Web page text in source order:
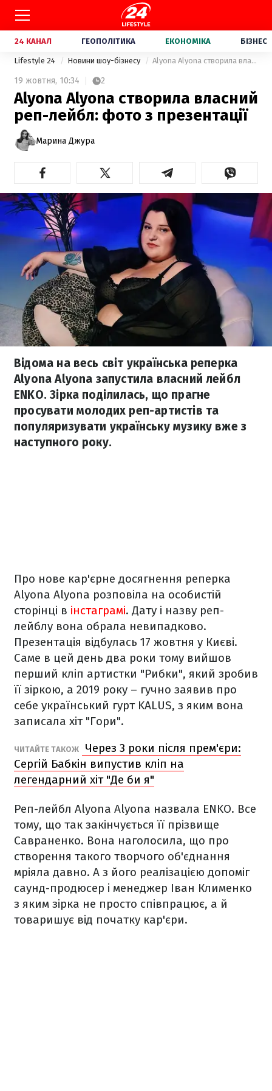
24 КАНАЛ ГЕОПОЛІТИКА ЕКОНОМІКА БІЗНЕС
Lifestyle 24 Новини шоу-бізнесу Alyona Alyona створила власний реп-лейбл: фото з презентації
19 жовтня, 10:34 2
Alyona Alyona створила власний
реп-лейбл: фото з презентації
Марина Джура
Відома на весь світ українська реперка
Alyona Alyona запустила власний лейбл
ENKO. Зірка поділилась, що прагне
просувати молодих реп-артистів та
популяризувати українську музику вже з
наступного року.
Про нове кар'єрне досягнення реперка
Alyona Alyona розповіла на особистій
сторінці в інстаграмі. Дату і назву реп-
лейблу вона обрала невипадково.
Презентація відбулась 17 жовтня у Києві.
Саме в цей день два роки тому вийшов
перший кліп артистки "Рибки", який зробив
її зіркою, а 2019 року – гучно заявив про
себе український гурт KALUS, з яким вона
записала хіт "Гори".
ЧИТАЙТЕ ТАКОЖ
Через 3 роки після прем'єри:
Сергій Бабкін випустив кліп на
легендарний хіт "Де би я"
Реп-лейбл Alyona Alyona назвала ENKO. Все
тому, що так закінчується її прізвище
Савраненко. Вона наголосила, що про
створення такого творчого об'єднання
мріяла давно. А з його реалізацією допоміг
саунд-продюсер і менеджер Іван Клименко
з яким зірка не просто співпрацює, а й
товаришує від початку кар'єри.